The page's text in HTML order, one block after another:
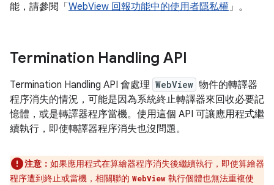
能，請參閱「 WebView 回報功能中的使用者隱私權」。
Termination Handling API
Termination Handling API 會處理 WebView 物件的轉譯器
程序消失的情況，可能是因為系統終止轉譯器來回收必要記
憶體，或是轉譯器程序當機。使用這個 API 可讓應用程式繼
續執行，即使轉譯器程序消失也沒問題。
注意： 如果應用程式在算繪器程序消失後繼續執行，即使算繪器
程序遭到終止或當機，相關聯的 WebView 執行個體也無法重複使